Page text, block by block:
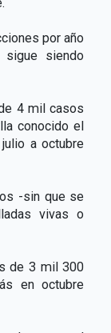
por año
siendo
4 mil casos
conocido el
a octubre
-sin que se
vivas o
de 3 mil 300
en octubre